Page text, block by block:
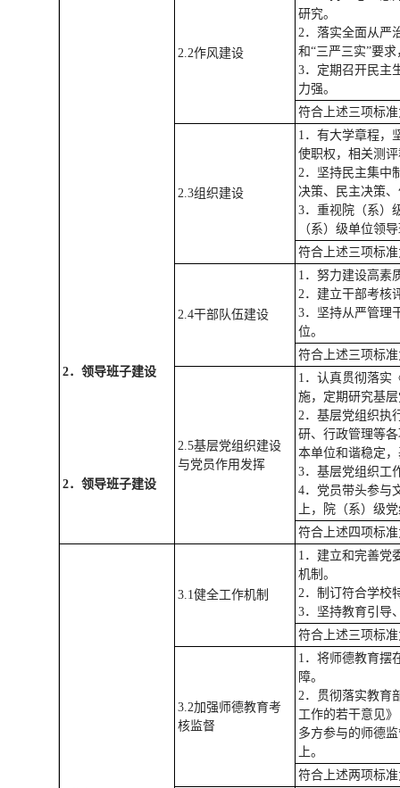
2． 领导班子建设
2． 领导班子建设
2.2作风建设
研究。
2．落实全面从严
和“三严三实”要
3．定期召开民主
力强。
符合上述三项标
2.3组织建设
1．有大学章程，
使职权，相关测
2．坚持民主集中
决策、民主决策
3．重视院（系）
（系）级单位领
符合上述三项标
2.4干部队伍建设
1．努力建设高素
2．建立干部考核
3．坚持从严管理
位。
符合上述三项标
2.5基层党组织建设
与党员作用发挥
1．认真贯彻落实
施，定期研究基
2．基层党组织执
研、行政管理等
本单位和谐稳定
3．基层党组织工
4．党员带头参与
上，院（系）级
符合上述四项标
3.1健全工作机制
1．建立和完善党
机制。
2．制订符合学校
3．坚持教育引导
符合上述三项标
3.2加强师德教育考
核监督
1．将师德教育摆
障。
2．贯彻落实教育
工作的若干意见
多方参与的师德
上。
符合上述两项标